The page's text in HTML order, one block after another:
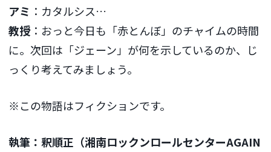
アミ ：カタルシス…
教授 ：おっと今日も「赤とんぼ」のチャイムの時間
に。次回は「ジェーン」が何を示しているのか、じ
っくり考えてみましょう。
※この物語はフィクションです。
執筆：釈順正（湘南ロックンロールセンターAGAIN